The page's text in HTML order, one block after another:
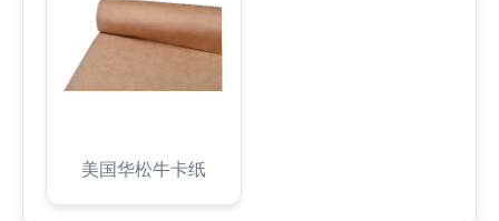
美国华松牛卡纸